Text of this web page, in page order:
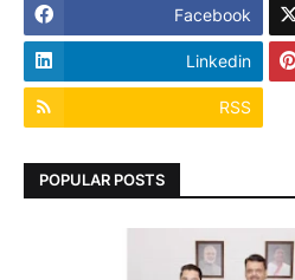
Facebook
Linkedin
RSS
POPULAR POSTS